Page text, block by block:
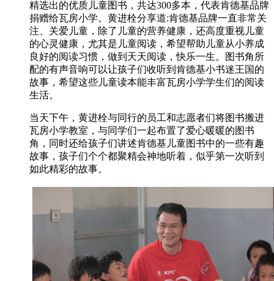
精选出的优质儿童图书，共达300多本，代表肯德基品牌
捐赠给瓦房小学。黄进栓分享道:肯德基品牌一直非常关
注、关爱儿童，除了儿童的营养健康，还高度重视儿童
的心灵健康，尤其是儿童阅读，希望帮助儿童从小养成
良好的阅读习惯，做到天天阅读，快乐一生。图书角所
配的有声音响可以让孩子们收听到肯德基小书迷王国的
故事，希望这些儿童读本能丰富瓦房小学学生们的阅读
生活。
当天下午，黄进栓与同行的员工和志愿者们将图书搬进
瓦房小学教室，与同学们一起布置了爱心暖暖的图书
角，同时还给孩子们讲述肯德基儿童图书中的一些有趣
故事，孩子们个个都聚精会神地听着，似乎第一次听到
如此精彩的故事。